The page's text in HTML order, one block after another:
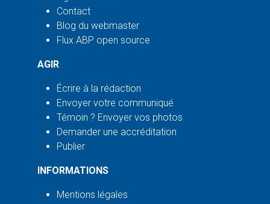
Contact
Blog du webmaster
Flux ABP open source
AGIR
Écrire à la rédaction
Envoyer votre communiqué
Témoin ? Envoyer vos photos
Demander une accréditation
Publier
INFORMATIONS
Mentions légales